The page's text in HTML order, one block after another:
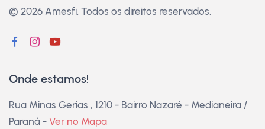
© 2026 Amesfi. Todos os direitos reservados.
Onde estamos!
Rua Minas Gerias , 1210 - Bairro Nazaré - Medianeira /
Paraná - Ver no Mapa